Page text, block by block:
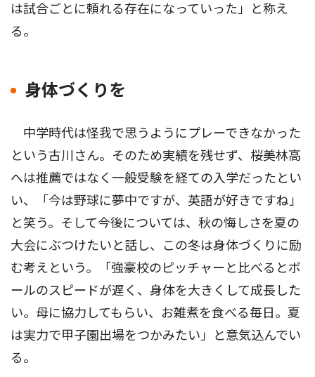
は試合ごとに頼れる存在になっていった」と称え
る。
身体づくりを
中学時代は怪我で思うようにプレーできなかった
という古川さん。そのため実績を残せず、桜美林高
へは推薦ではなく一般受験を経ての入学だったとい
い、「今は野球に夢中ですが、英語が好きですね」
と笑う。そして今後については、秋の悔しさを夏の
大会にぶつけたいと話し、この冬は身体づくりに励
む考えという。「強豪校のピッチャーと比べるとボ
ールのスピードが遅く、身体を大きくして成長した
い。母に協力してもらい、お雑煮を食べる毎日。夏
は実力で甲子園出場をつかみたい」と意気込んでい
る。